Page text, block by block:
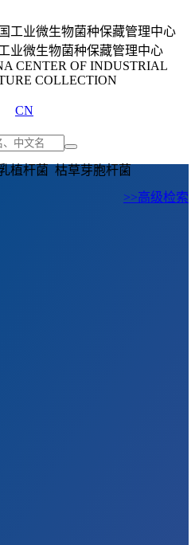
业微生物菌种保藏管理中心
CENTER OF INDUSTRIAL
COLLECTION
CN
植杆菌 枯草芽胞杆菌
>>高级检索